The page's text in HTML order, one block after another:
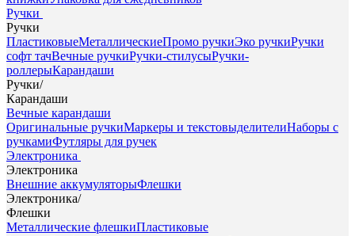
Ручки
Ручки
ПластиковыеМеталлическиеПромо ручкиЭко ручкиРучки
софт тачВечные ручкиРучки-стилусыРучки-
роллерыКарандаши
Ручки/
Карандаши
Вечные карандаши
Оригинальные ручкиМаркеры и текстовыделителиНаборы с
ручкамиФутляры для ручек
Электроника
Электроника
Внешние аккумуляторыФлешки
Электроника/
Флешки
Металлические флешкиПластиковые